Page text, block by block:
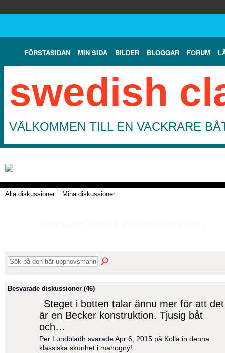
FÖRSTASIDAN MIN SIDA BILDER BLOGGAR FORUM
swedish
VÄLKOMMEN TILL EN VACKRARE
Alla diskussioner Mina diskussioner
Besvarade diskussioner (46)
Steget i botten talar ännu mer för att det
är en Becker konstruktion. Tjusig båt
och…
Per Lundbladh svarade Apr 6, 2015 på Kolla in denna
klassiska skönhet i mahogny!